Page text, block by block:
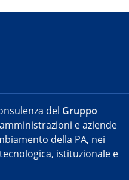
del Gruppo
e aziende
della PA, nei
istituzionale e